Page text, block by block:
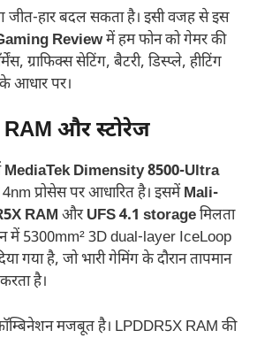
जीत-हार बदल सकता है। इसी वजह से इस
Reviewमें हम फोन को गेमर की
ग्राफिक्स सेटिंग, बैटरी, डिस्प्ले, हीटिंग
आधार पर।
RAM और स्टोरेज
MediaTek Dimensity 8500-Ultra
4nm प्रोसेस पर आधारित है। इसमेंMali-
RAM औरUFS 4.1 storageमिलता
में 5300mm² 3D dual-layer IceLoop
गया है, जो भारी गेमिंग के दौरान तापमान
है।
मजबूत है। LPDDR5X RAM की